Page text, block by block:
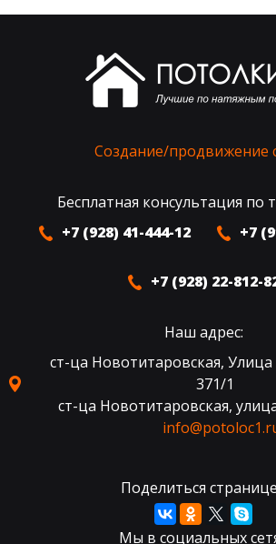
Создание/продвижение
Бесплатная консультация по
+7 (928) 41-444-12
+7
+7 (928) 22-812-
Наш адрес:
ст-ца Новотитаровская, Улица
371/1
ст-ца Новотитаровская,
Поделиться
Мы в социальных